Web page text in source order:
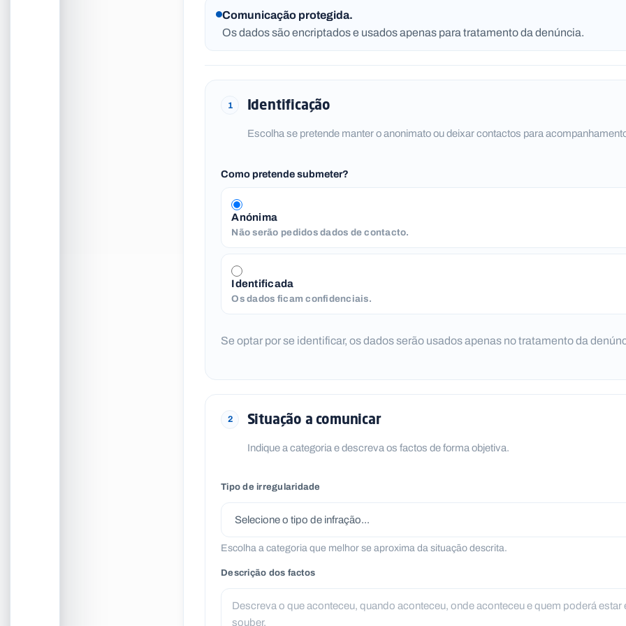
Comunicação protegida.
Os dados são encriptados e usados apenas para tratamento da denúncia.
1 Identificação
Escolha se pretende manter o anonimato ou deixar contactos para
Como pretende submeter?
Anónima
Não serão pedidos dados de contacto.
Identificada
Os dados ficam confidenciais.
Se optar por se identificar, os dados serão usados apenas no tratamento da
2 Situação a comunicar
Indique a categoria e descreva os factos de forma objetiva.
Tipo de irregularidade
Escolha a categoria que melhor se aproxima da situação descrita.
Descrição dos factos